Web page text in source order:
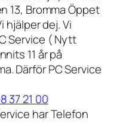
13, Bromma Öppet
hjälper dej. Vi
Service ( Nytt
11 år på
Därför PC Service
37 21 00
har Telefon